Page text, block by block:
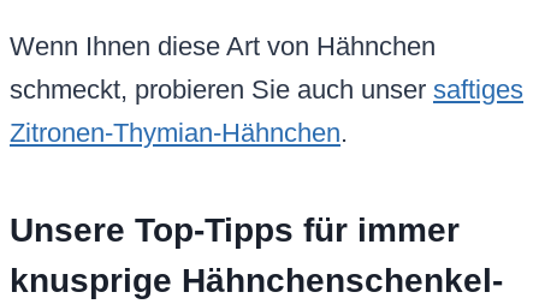
Wenn Ihnen diese Art von Hähnchen
schmeckt, probieren Sie auch unser saftiges
Zitronen-Thymian-Hähnchen.
Unsere Top-Tipps für immer
knusprige Hähnchenschenkel-